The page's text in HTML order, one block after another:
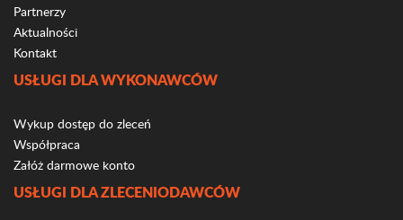
Partnerzy
Aktualności
Kontakt
USŁUGI DLA WYKONAWCÓW
Wykup dostęp do zleceń
Współpraca
Załóż darmowe konto
USŁUGI DLA ZLECENIODAWCÓW